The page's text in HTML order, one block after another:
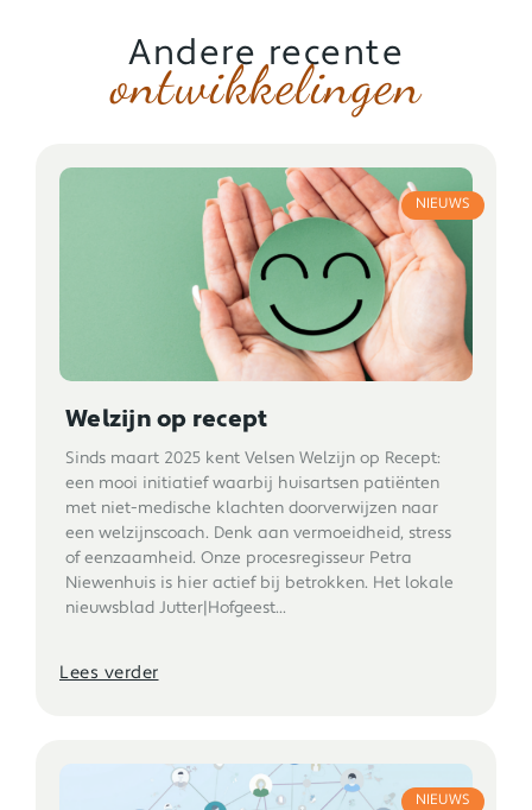
Andere recente
ontwikkelingen
NIEUWS
Welzijn op recept
Sinds maart 2025 kent Velsen Welzijn op Recept:
een mooi initiatief waarbij huisartsen patiënten
met niet-medische klachten doorverwijzen naar
een welzijnscoach. Denk aan vermoeidheid, stress
of eenzaamheid. Onze procesregisseur Petra
Niewenhuis is hier actief bij betrokken. Het lokale
nieuwsblad Jutter|Hofgeest...
Lees verder
NIEUWS